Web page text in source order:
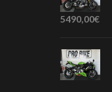
5490,00€